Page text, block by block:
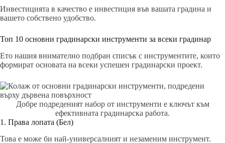
Инвестицията в качество е инвестиция във вашата градина и
вашето собствено удобство.
Топ 10 основни градинарски инструменти за всеки градинар
Ето нашия внимателно подбран списък с инструментите, които
формират основата на всеки успешен градинарски проект.
Добре подреденият набор от инструменти е ключът към
ефективната градинарска работа.
1. Права лопата (Бел)
Това е може би най-универсалният и незаменим инструмент.